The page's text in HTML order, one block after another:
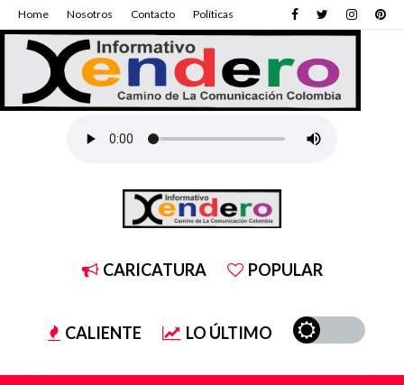
Home Nosotros Contacto Políticas
CARICATURA POPULAR
CALIENTE LO ÚLTIMO